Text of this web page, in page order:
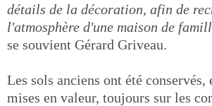
détails de la décoration, afin de
l'atmosphère d'une maison de
se souvient Gérard Griveau.
Les sols anciens ont été conservés,
mises en valeur, toujours sur les